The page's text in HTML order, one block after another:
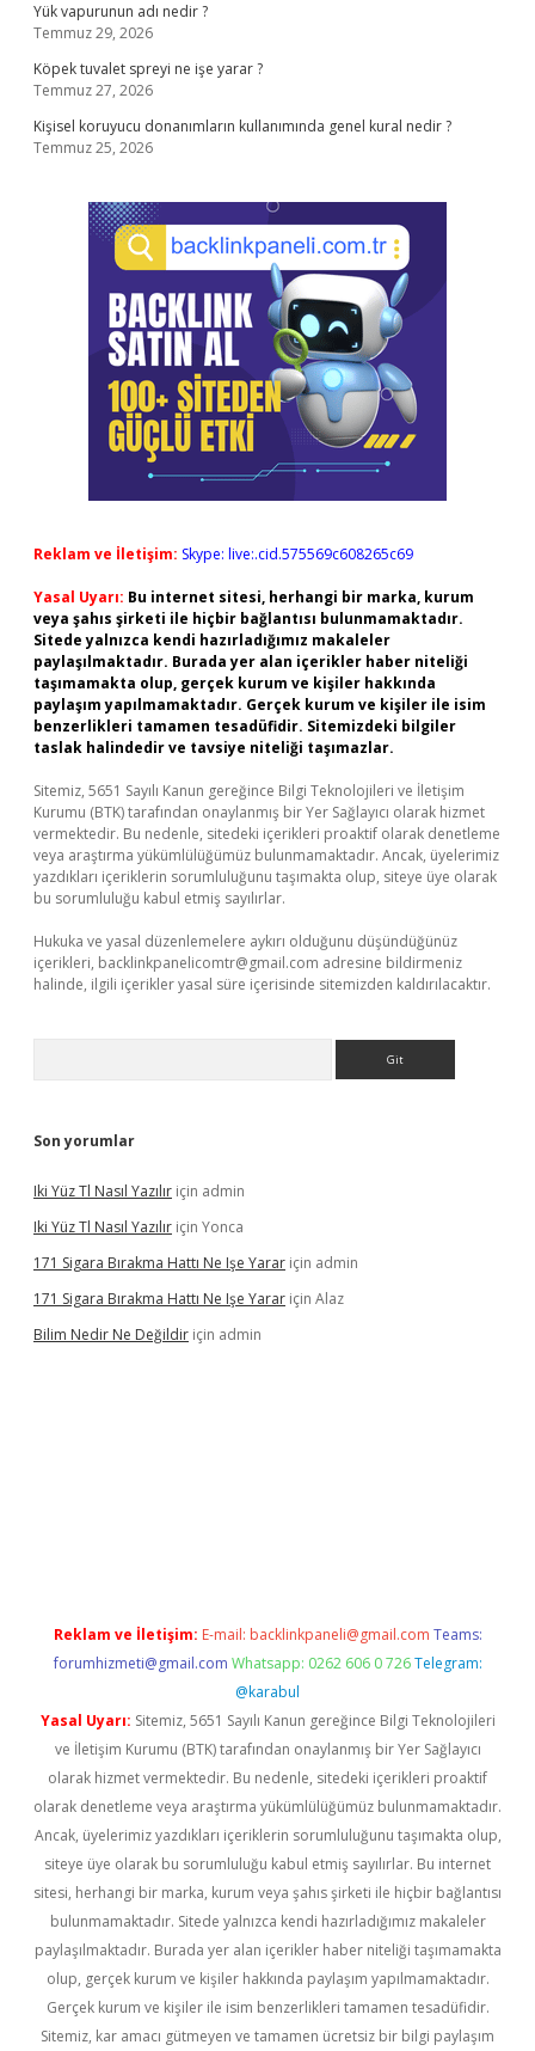
Yük vapurunun adı nedir ?
Temmuz 29, 2026
Köpek tuvalet spreyi ne işe yarar ?
Temmuz 27, 2026
Kişisel koruyucu donanımların kullanımında genel kural nedir ?
Temmuz 25, 2026
Reklam ve İletişim: Skype: live:.cid.575569c608265c69
Yasal Uyarı: Bu internet sitesi, herhangi bir marka, kurum
veya şahıs şirketi ile hiçbir bağlantısı bulunmamaktadır.
Sitede yalnızca kendi hazırladığımız makaleler
paylaşılmaktadır. Burada yer alan içerikler haber niteliği
taşımamakta olup, gerçek kurum ve kişiler hakkında
paylaşım yapılmamaktadır. Gerçek kurum ve kişiler ile isim
benzerlikleri tamamen tesadüfidir. Sitemizdeki bilgiler
taslak halindedir ve tavsiye niteliği taşımazlar.
Sitemiz, 5651 Sayılı Kanun gereğince Bilgi Teknolojileri ve İletişim
Kurumu (BTK) tarafından onaylanmış bir Yer Sağlayıcı olarak hizmet
vermektedir. Bu nedenle, sitedeki içerikleri proaktif olarak denetleme
veya araştırma yükümlülüğümüz bulunmamaktadır. Ancak, üyelerimiz
yazdıkları içeriklerin sorumluluğunu taşımakta olup, siteye üye olarak
bu sorumluluğu kabul etmiş sayılırlar.
Hukuka ve yasal düzenlemelere aykırı olduğunu düşündüğünüz
içerikleri, backlinkpanelicomtr@gmail.com adresine bildirmeniz
halinde, ilgili içerikler yasal süre içerisinde sitemizden kaldırılacaktır.
Son yorumlar
Iki Yüz Tl Nasıl Yazılır için admin
Iki Yüz Tl Nasıl Yazılır için Yonca
171 Sigara Bırakma Hattı Ne Işe Yarar için admin
171 Sigara Bırakma Hattı Ne Işe Yarar için Alaz
Bilim Nedir Ne Değildir için admin
Reklam ve İletişim: E-mail: backlinkpaneli@gmail.com Teams:
forumhizmeti@gmail.com Whatsapp: 0262 606 0 726 Telegram:
@karabul
Yasal Uyarı: Sitemiz, 5651 Sayılı Kanun gereğince Bilgi Teknolojileri
ve İletişim Kurumu (BTK) tarafından onaylanmış bir Yer Sağlayıcı
olarak hizmet vermektedir. Bu nedenle, sitedeki içerikleri proaktif
olarak denetleme veya araştırma yükümlülüğümüz bulunmamaktadır.
Ancak, üyelerimiz yazdıkları içeriklerin sorumluluğunu taşımakta olup,
siteye üye olarak bu sorumluluğu kabul etmiş sayılırlar. Bu internet
sitesi, herhangi bir marka, kurum veya şahıs şirketi ile hiçbir bağlantısı
bulunmamaktadır. Sitede yalnızca kendi hazırladığımız makaleler
paylaşılmaktadır. Burada yer alan içerikler haber niteliği taşımamakta
olup, gerçek kurum ve kişiler hakkında paylaşım yapılmamaktadır.
Gerçek kurum ve kişiler ile isim benzerlikleri tamamen tesadüfidir.
Sitemiz, kar amacı gütmeyen ve tamamen ücretsiz bir bilgi paylaşım